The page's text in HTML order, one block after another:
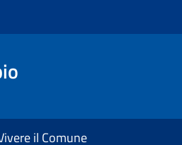
il Comune